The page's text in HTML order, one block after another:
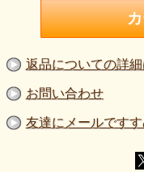
【販売単位】50cm単
【生地の厚さ】やや薄
【生地の伸び】伸びな
しい風合いです
【特 徴】ピンク・赤
100％の広幅ダブルガ
え、ノーホルマリン加
【ご注意】本品はニッ
まち針やクリップでこ
やや薄手のため、光の
返品についての詳
お問い合わせ
友達にメールです